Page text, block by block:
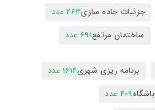
جزئیات جاده سازی263 عدد
ساختمان مرتفع691 عدد
برنامه ریزی شهری1614 عدد
باشگاه409 عدد